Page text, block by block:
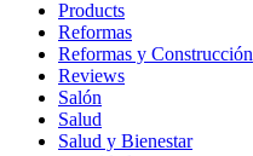
Products
Reformas
Reformas y Construcción
Reviews
Salón
Salud
Salud y Bienestar